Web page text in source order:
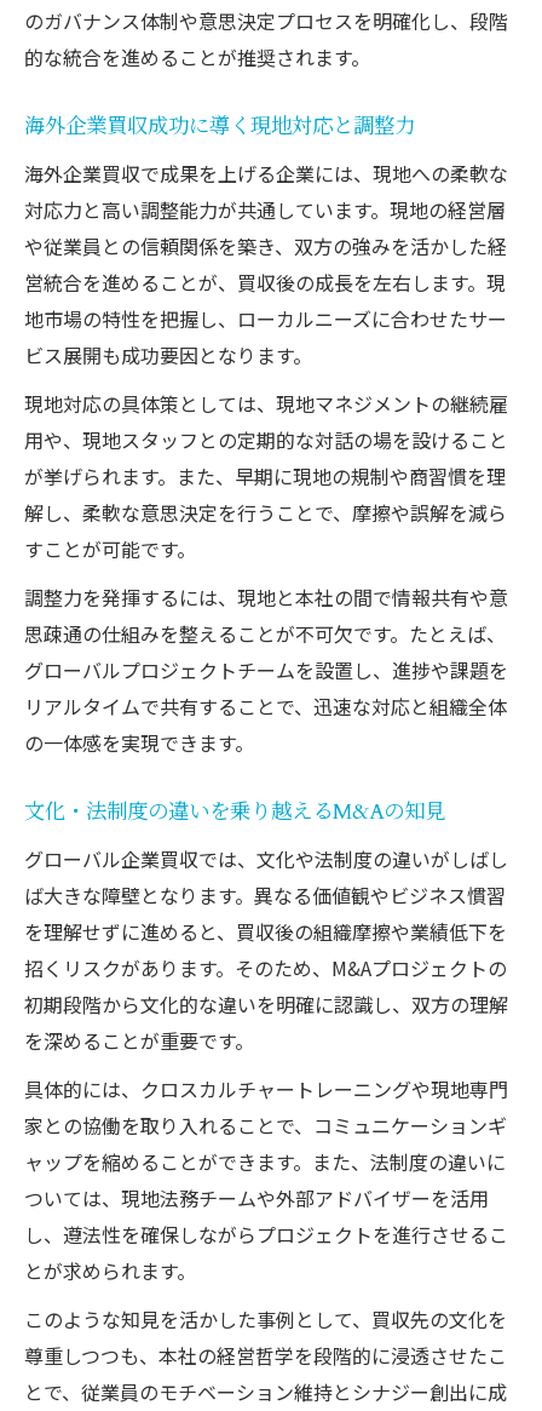
のガバナンス体制や意思決定プロセスを明確化し、段階
的な統合を進めることが推奨されます。
海外企業買収成功に導く現地対応と調整力
海外企業買収で成果を上げる企業には、現地への柔軟な
対応力と高い調整能力が共通しています。現地の経営層
や従業員との信頼関係を築き、双方の強みを活かした経
営統合を進めることが、買収後の成長を左右します。現
地市場の特性を把握し、ローカルニーズに合わせたサー
ビス展開も成功要因となります。
現地対応の具体策としては、現地マネジメントの継続雇
用や、現地スタッフとの定期的な対話の場を設けること
が挙げられます。また、早期に現地の規制や商習慣を理
解し、柔軟な意思決定を行うことで、摩擦や誤解を減ら
すことが可能です。
調整力を発揮するには、現地と本社の間で情報共有や意
思疎通の仕組みを整えることが不可欠です。たとえば、
グローバルプロジェクトチームを設置し、進捗や課題を
リアルタイムで共有することで、迅速な対応と組織全体
の一体感を実現できます。
文化・法制度の違いを乗り越えるM&Aの知見
グローバル企業買収では、文化や法制度の違いがしばし
ば大きな障壁となります。異なる価値観やビジネス慣習
を理解せずに進めると、買収後の組織摩擦や業績低下を
招くリスクがあります。そのため、M&Aプロジェクトの
初期段階から文化的な違いを明確に認識し、双方の理解
を深めることが重要です。
具体的には、クロスカルチャートレーニングや現地専門
家との協働を取り入れることで、コミュニケーションギ
ャップを縮めることができます。また、法制度の違いに
ついては、現地法務チームや外部アドバイザーを活用
し、遵法性を確保しながらプロジェクトを進行させるこ
とが求められます。
このような知見を活かした事例として、買収先の文化を
尊重しつつも、本社の経営哲学を段階的に浸透させたこ
とで、従業員のモチベーション維持とシナジー創出に成